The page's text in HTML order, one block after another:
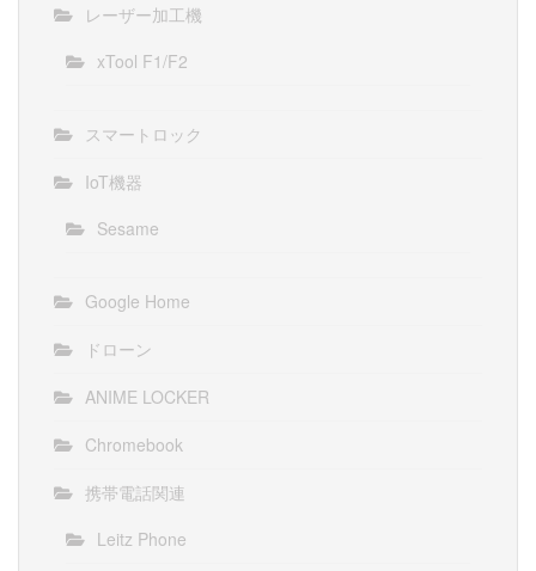
レーザー加工機
xTool F1/F2
スマートロック
IoT機器
Sesame
Google Home
ドローン
ANIME LOCKER
Chromebook
携帯電話関連
Leitz Phone